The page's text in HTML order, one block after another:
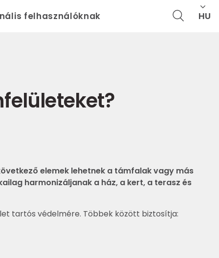
felhasználóknak HU
elemek lehetnek a támfalak vagy más
harmonizáljanak a ház, a kert, a terasz és
tartós védelmére. Többek között biztosítja: